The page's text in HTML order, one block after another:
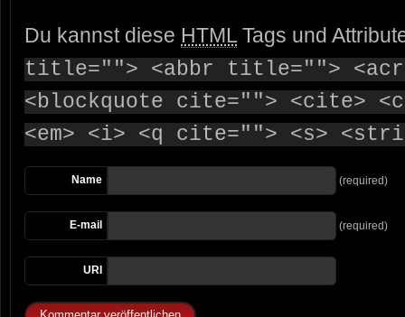
Du kannst diese HTML Tags und
title=""> <abbr title="">
<blockquote cite=""> <cite>
<em> <i> <q cite=""> <s>
Name (required)
E-mail (required)
URI